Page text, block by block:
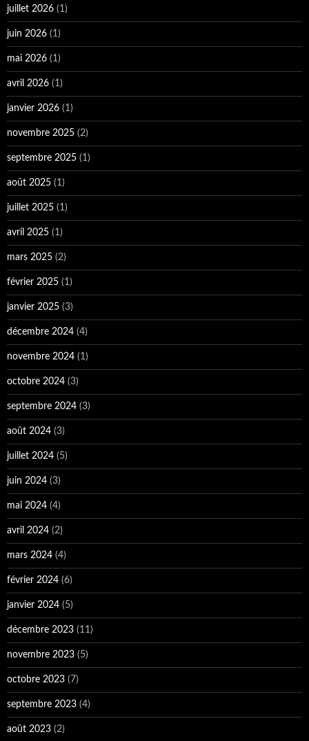
août 2025(1)
juillet 2025(1)
avril 2025 (1)
mars 2025(2)
février 2025(1)
janvier 2025(3)
décembre 2024(4)
novembre 2024
octobre 2024 (3)
septembre 2024
août 2024(3)
juillet 2024(5)
juin 2024(3)
mai 2024(4)
avril 2024(2)
mars 2024(4)
février 2024(6)
janvier 2024(5)
décembre 2023
novembre 2023
octobre 2023
septembre 2023
août 2023(2)
juillet 2023(3)
juin 2023(3)
mai 2023(2)
avril 2023(3)
mars 2023(3)
février 2023(2)
janvier 2023(3)